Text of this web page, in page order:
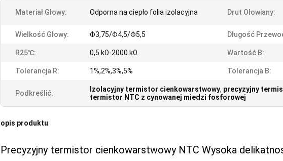
Materiał Głowy: Odporna na ciepło folia izolacyjna Drut Ołowiany:
Wielkość Głowy: Φ3,75/Φ4,5/Φ5,5 Długość
R25℃: 0,5 kΩ-2000 kΩ Wartość B:
Tolerancja R: 1%,2%,3%,5% Tolerancja B:
Podkreślić: Izolacyjny termistor cienkowarstwowy, precyzyjny
termistor NTC z cynowanej miedzi fosforowej
opis produktu
Precyzyjny termistor cienkowarstwowy NTC Wysoka